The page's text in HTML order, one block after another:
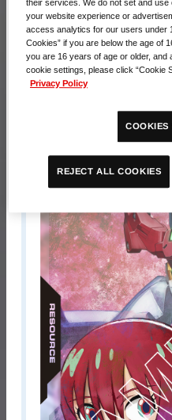
3戦記念品
RP-10 リソ
their services. We do not set and
your website experience or
access analytics for our users under
Cookies” if you are below the age of
you are 16 years of age or older,
cookie settings, please click “Cookie
Privacy Policy
COOKIES
REJECT ALL COOKIES